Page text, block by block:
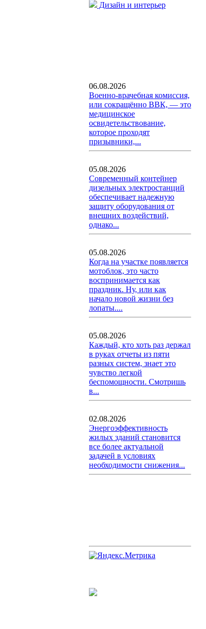
Дизайн и интерьер
06.08.2026
Военно-врачебная комиссия,
или сокращённо ВВК, — это
медицинское
освидетельствование,
которое проходят
призывники,...
05.08.2026
Современный контейнер
дизельных электростанций
обеспечивает надежную
защиту оборудования от
внешних воздействий,
однако...
05.08.2026
Когда на участке появляется
мотоблок, это часто
воспринимается как
праздник. Ну, или как
начало новой жизни без
лопаты....
05.08.2026
Каждый, кто хоть раз держал
в руках отчеты из пяти
разных систем, знает это
чувство легкой
беспомощности. Смотришь
в...
02.08.2026
Энергоэффективность
жилых зданий становится
все более актуальной
задачей в условиях
необходимости снижения...